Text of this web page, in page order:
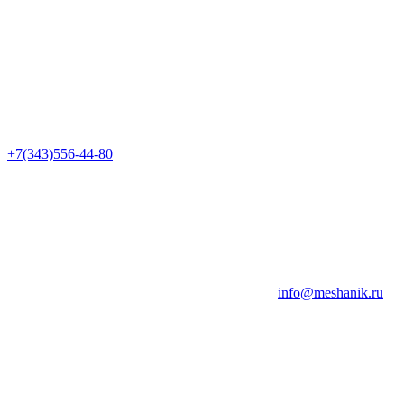
+7(343)556-44-80
info@meshanik.ru